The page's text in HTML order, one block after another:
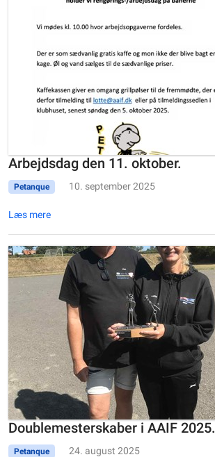
Arbejdsdag den 11. oktober.
Petanque 10. september 2025
Læs mere
Doublemesterskaber i AAIF 2025.
Petanque 24. august 2025